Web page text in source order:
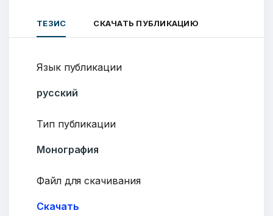
ТЕЗИС СКАЧАТЬ ПУБЛИКАЦИЮ
Язык публикации
русский
Тип публикации
Монография
Файл для скачивания
Скачать